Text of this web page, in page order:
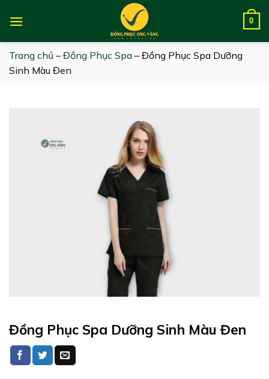
0
Trang chủ – Đồng Phục Spa – Đồng Phục Spa Dưỡng
Sinh Màu Đen
Đồng Phục Spa Dưỡng Sinh Màu Đen